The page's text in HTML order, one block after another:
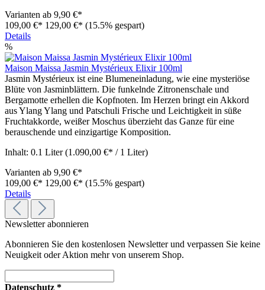
Varianten ab 9,90 €*
109,00 €* 129,00 €* (15.5% gespart)
Details
%
Maison Maissa Jasmin Mystérieux Elixir 100ml
Jasmin Mystérieux ist eine Blumeneinladung, wie eine mysteriöse
Blüte von Jasminblättern. Die funkelnde Zitronenschale und
Bergamotte erhellen die Kopfnoten. Im Herzen bringt ein Akkord
aus Ylang Ylang und Patschuli Frische und Leichtigkeit in süße
Fruchtakkorde, weißer Moschus überzieht das Ganze für eine
berauschende und einzigartige Komposition.
Inhalt: 0.1 Liter(1.090,00 €* / 1 Liter)
Varianten ab 9,90 €*
109,00 €* 129,00 €* (15.5% gespart)
Details
Newsletter abonnieren
Abonnieren Sie den kostenlosen Newsletter und verpassen Sie keine
Neuigkeit oder Aktion mehr von unserem Shop.
Datenschutz *